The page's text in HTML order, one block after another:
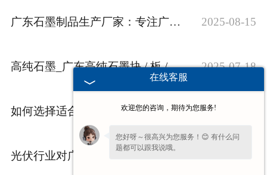
广东石墨制品生产厂家：专注广东石墨制品研发 质量有****** 2025-08-15
高纯石墨_广东高纯石墨块 / 板 / 粉_规格多样可按需定制 2025-07-18
如何选择适合不同工业需求的广东高纯石墨材料？ 2025-06-21
在线客服
欢迎您的咨询，期待为您服务!
您好呀～很高兴为您服务！😊 有什么问
题都可以跟我说哦。